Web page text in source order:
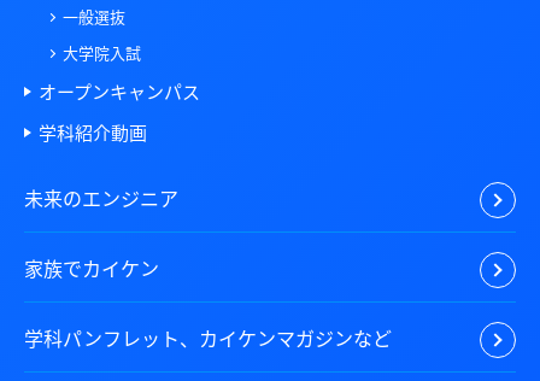
一般選抜
大学院入試
オープンキャンパス
学科紹介動画
未来のエンジニア
家族でカイケン
学科パンフレット、カイケンマガジンなど